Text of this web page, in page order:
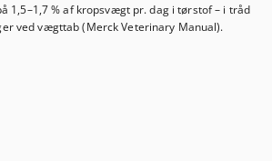
1,5–1,7 % af kropsvægt pr. dag i tørstof – i tråd
ved vægttab (Merck Veterinary Manual).